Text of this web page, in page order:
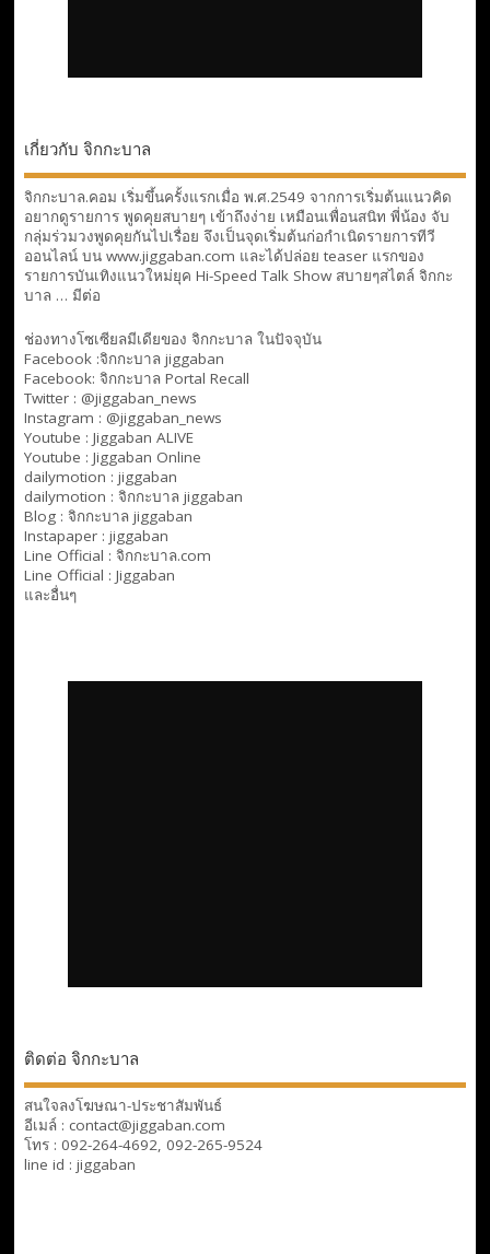
เกี่ยวกับ จิกกะบาล
จิกกะบาล.คอม เริ่มขึ้นครั้งแรกเมื่อ พ.ศ.2549 จากการเริ่มต้นแนวคิด
อยากดูรายการ พูดคุยสบายๆ เข้าถึงง่าย เหมือนเพื่อนสนิท พี่น้อง จับ
กลุ่มร่วมวงพูดคุยกันไปเรื่อย จึงเป็นจุดเริ่มต้นก่อกำเนิดรายการทีวี
ออนไลน์ บน www.jiggaban.com และได้ปล่อย teaser แรกของ
รายการบันเทิงแนวใหม่ยุค Hi-Speed Talk Show สบายๆสไตล์ จิกกะ
บาล … มีต่อ
ช่องทางโซเซียลมีเดียของ จิกกะบาล ในปัจจุบัน
Facebook :จิกกะบาล jiggaban
Facebook: จิกกะบาล Portal Recall
Twitter : @jiggaban_news
Instagram : @jiggaban_news
Youtube : Jiggaban ALIVE
Youtube : Jiggaban Online
dailymotion : jiggaban
dailymotion : จิกกะบาล jiggaban
Blog : จิกกะบาล jiggaban
Instapaper : jiggaban
Line Official : จิกกะบาล.com
Line Official : Jiggaban
และอื่นๆ
ติดต่อ จิกกะบาล
สนใจลงโฆษณา-ประชาสัมพันธ์
อีเมล์ : contact@jiggaban.com
โทร : 092-264-4692, 092-265-9524
line id : jiggaban